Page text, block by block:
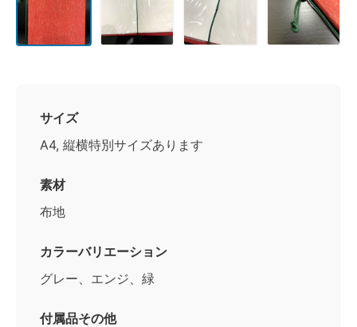
サイズ
A4, 縦横特別サイズあります
素材
布地
カラーバリエーション
グレー、エンジ、緑
付属品その他